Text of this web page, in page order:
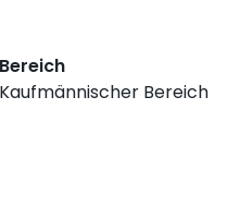
Bereich
Kaufmännischer Bereich